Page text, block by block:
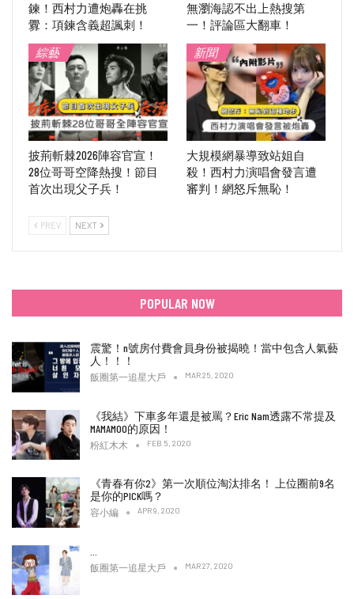
鍊！西村力遭炮轟在挑
釁：項鍊含義超諷刺！
無瀏海認不出上熱搜第
一！評論區大翻車！
綜藝
披荊斬棘2026陣容官宣！
28位哥哥空降熱搜！節目
首次出現父子兵！
新聞
大規模網暴導致站姐自
殺！西村力演唱會發言遭
審判！網怒斥無恥！
PREV NEXT
POPULAR NOW
震驚！n號房付費會員身份被揭曉！當中包含人氣藝
人！！！
飯圈第一追星大戶 MAR 25, 2020
《我結》下車多年還是被罵？Eric Nam透露不常提及
MAMAMOO的原因！
粉紅木木 FEB 5, 2020
《青春有你2》第一次順位淘汰排名！ 上位圈前9名
是你的PICK嗎？
容小編 APR 9, 2020
飯圈第一追星大戶 MAR 27, 2020